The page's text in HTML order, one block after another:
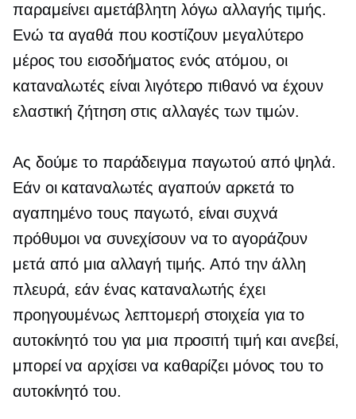
παραμείνει αμετάβλητη λόγω αλλαγής τιμής.
Ενώ τα αγαθά που κοστίζουν μεγαλύτερο
μέρος του εισοδήματος ενός ατόμου, οι
καταναλωτές είναι λιγότερο πιθανό να έχουν
ελαστική ζήτηση στις αλλαγές των τιμών.
Ας δούμε το παράδειγμα παγωτού από ψηλά.
Εάν οι καταναλωτές αγαπούν αρκετά το
αγαπημένο τους παγωτό, είναι συχνά
πρόθυμοι να συνεχίσουν να το αγοράζουν
μετά από μια αλλαγή τιμής. Από την άλλη
πλευρά, εάν ένας καταναλωτής έχει
προηγουμένως λεπτομερή στοιχεία για το
αυτοκίνητό του για μια προσιτή τιμή και ανεβεί,
μπορεί να αρχίσει να καθαρίζει μόνος του το
αυτοκίνητό του.